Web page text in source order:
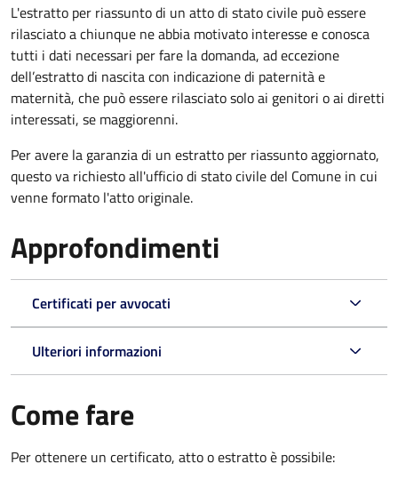
L'estratto per riassunto di un atto di stato civile può essere
rilasciato a chiunque ne abbia motivato interesse e conosca
tutti i dati necessari per fare la domanda, ad eccezione
dell’estratto di nascita con indicazione di paternità e
maternità, che può essere rilasciato solo ai genitori o ai diretti
interessati, se maggiorenni.
Per avere la garanzia di un estratto per riassunto aggiornato,
questo va richiesto all'ufficio di stato civile del Comune in cui
venne formato l'atto originale.
Approfondimenti
Certificati per avvocati
Ulteriori informazioni
Come fare
Per ottenere un certificato, atto o estratto è possibile: